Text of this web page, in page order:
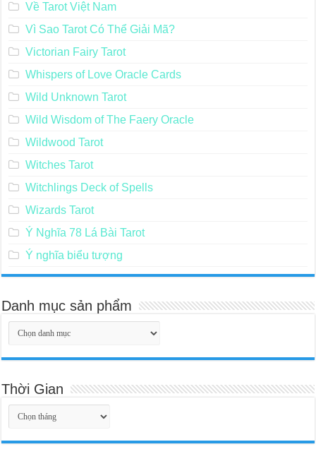
Về Tarot Việt Nam
Vì Sao Tarot Có Thể Giải Mã?
Victorian Fairy Tarot
Whispers of Love Oracle Cards
Wild Unknown Tarot
Wild Wisdom of The Faery Oracle
Wildwood Tarot
Witches Tarot
Witchlings Deck of Spells
Wizards Tarot
Ý Nghĩa 78 Lá Bài Tarot
Ý nghĩa biểu tượng
Danh mục sản phẩm
Thời Gian
Thời
Gian